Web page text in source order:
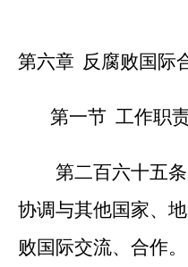
第六章 反腐败国际
第一节 工作职
第二百六十五条
协调与其他国家、
败国际交流、合作。